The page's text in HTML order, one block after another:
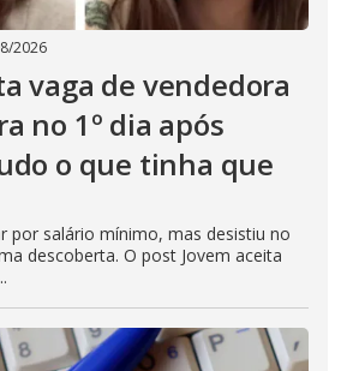
2026
vaga de vendedora
no 1º dia após
o que tinha que
por salário mínimo, mas desistiu no
descoberta. O post Jovem aceita